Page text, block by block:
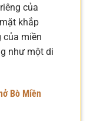
của
khắp
của miền
như một di
Bò Miền